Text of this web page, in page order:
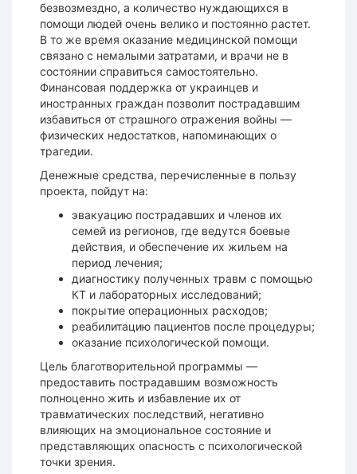
безвозмездно, а количество нуждающихся в
помощи людей очень велико и постоянно растет.
В то же время оказание медицинской помощи
связано с немалыми затратами, и врачи не в
состоянии справиться самостоятельно.
Финансовая поддержка от украинцев и
иностранных граждан позволит пострадавшим
избавиться от страшного отражения войны —
физических недостатков, напоминающих о
трагедии.
Денежные средства, перечисленные в пользу
проекта, пойдут на:
эвакуацию пострадавших и членов их
семей из регионов, где ведутся боевые
действия, и обеспечение их жильем на
период лечения;
диагностику полученных травм с помощью
КТ и лабораторных исследований;
покрытие операционных расходов;
реабилитацию пациентов после процедуры;
оказание психологической помощи.
Цель благотворительной программы —
предоставить пострадавшим возможность
полноценно жить и избавление их от
травматических последствий, негативно
влияющих на эмоциональное состояние и
представляющих опасность с психологической
точки зрения.